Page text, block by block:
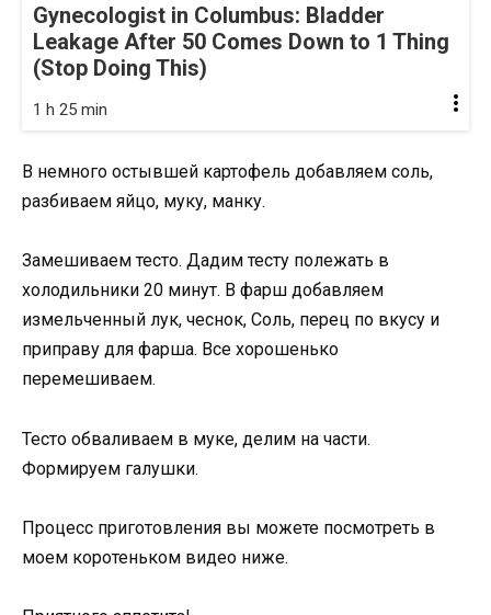
Gynecologist in Columbus: Bladder
Leakage After 50 Comes Down to 1 Thing
(Stop Doing This)
1 h 25 min
В немного остывшей картофель добавляем соль,
разбиваем яйцо, муку, манку.
Замешиваем тесто. Дадим тесту полежать в
холодильники 20 минут. В фарш добавляем
измельченный лук, чеснок, Соль, перец по вкусу и
приправу для фарша. Все хорошенько
перемешиваем.
Тесто обваливаем в муке, делим на части.
Формируем галушки.
Процесс приготовления вы можете посмотреть в
моем коротеньком видео ниже.